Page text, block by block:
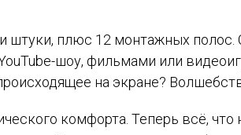
штуки, плюс 12 монтажных полос.
шоу, фильмами или
на экране?
комфорта. Теперь всё,